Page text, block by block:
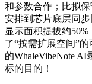
和参数合作；比拟
安排到芯片底层同
显示面积提拔约
了“按需扩展空间”
的WhaleVibeNote
标的目的！